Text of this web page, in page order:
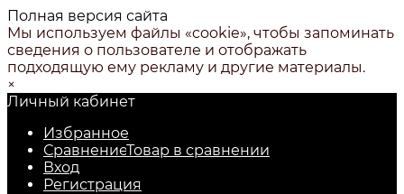
Полная версия сайта
Мы используем файлы «cookie», чтобы запоминать
сведения о пользователе и отображать
подходящую ему рекламу и другие материалы.
×
Личный кабинет
Избранное
СравнениеТовар в сравнении
Вход
Регистрация